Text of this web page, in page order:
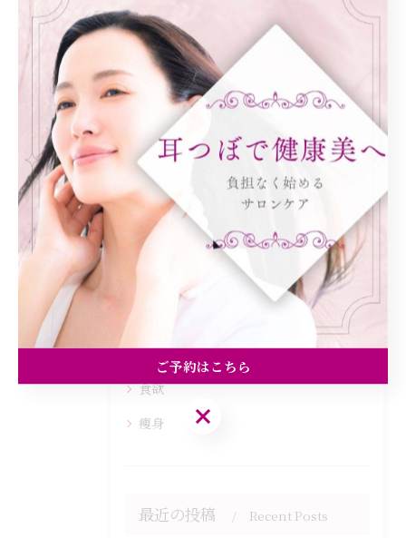
関連タグ
#体質改善
カテゴリー Categories
全てのカテゴリー
ダイエット
美容エステ
食欲
痩身
最近の投稿 Recent Posts
ご予約はこちら
ご予約はこちら